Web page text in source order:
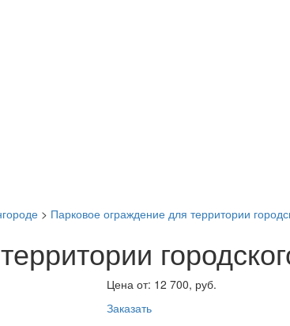
> Парковое ограждение для территории
Цена от: 12 700, руб.
Заказать